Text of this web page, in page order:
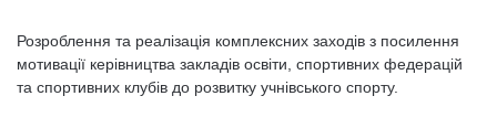
Розроблення та реалізація комплексних заходів з посилення
мотивації керівництва закладів освіти, спортивних федерацій
та спортивних клубів до розвитку учнівського спорту.